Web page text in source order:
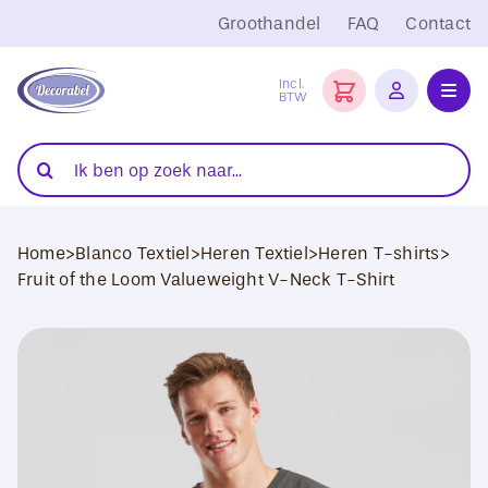
naar
inhoud
Groothandel FAQ Contact
Incl.
BTW
Folies
Transferpersen
Zoeken
naar:
Home>Blanco Textiel>Heren Textiel>Heren T-shirts>
Fruit of the Loom Valueweight V-Neck T-Shirt